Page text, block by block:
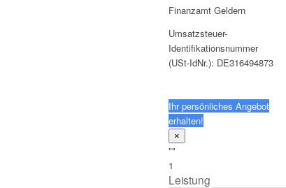
Finanzamt Geldern
Umsatzsteuer-
Identifikationsnummer
(USt-IdNr.): DE316494873
Ihr persönliches Angebot
erhalten!
×
""
1
Leistung